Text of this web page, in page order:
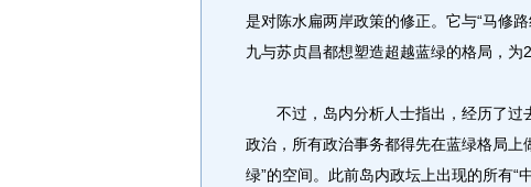
是对陈水扁两岸政策的修正。它与“马修
九与苏贞昌都想塑造超越蓝绿的格局，为
不过，岛内分析人士指出，经历了过
政治，所有政治事务都得先在蓝绿格局
绿”的空间。此前岛内政坛上出现的所有“